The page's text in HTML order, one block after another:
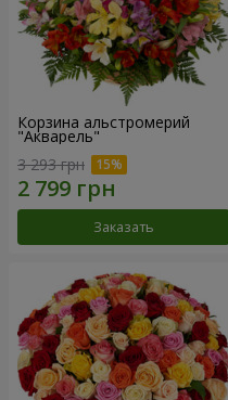
Корзина альстромерий
"Акварель"
3 293 грн
Заказать